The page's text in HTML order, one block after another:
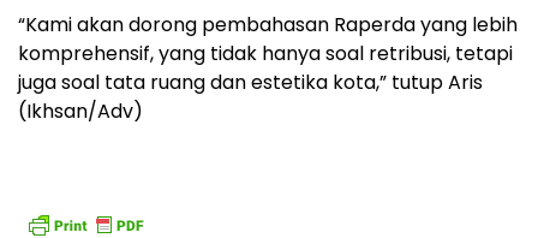
“Kami akan dorong pembahasan Raperda yang lebih
komprehensif, yang tidak hanya soal retribusi, tetapi
juga soal tata ruang dan estetika kota,” tutup Aris
(Ikhsan/Adv)